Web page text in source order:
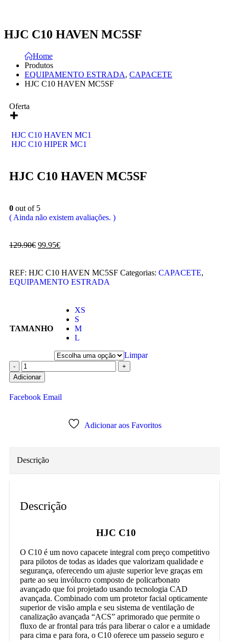
HJC C10 HAVEN MC5SF
Home
Produtos
EQUIPAMENTO ESTRADA, CAPACETE
HJC C10 HAVEN MC5SF
Oferta
HJC C10 HAVEN MC1
HJC C10 HIPER MC1
HJC C10 HAVEN MC5SF
0 out of 5
( Ainda não existem avaliações. )
129.90€ 99.95€
REF: HJC C10 HAVEN MC5SF Categorias: CAPACETE,
EQUIPAMENTO ESTRADA
TAMANHO
XS
S
M
L
Limpar
-
+
Adicionar
Facebook Email
Adicionar aos Favoritos
Descrição
Descrição
HJC C10
O C10 é um novo capacete integral com preço competitivo
para pilotos de todas as idades que valorizam qualidade e
segurança, oferecendo um ajuste superior leve graças em
parte ao seu invólucro composto de policarbonato
avançado que foi projetado usando tecnologia CAD
avançada. Combinado com um protetor facial opticamente
superior de visão ampla e seu sistema de ventilação de
canalização avançada “ACS” aprimorado que permite o
fluxo de ar frontal para trás para liberar o calor e a umidade
para cima e para fora, o C10 oferece um passeio seguro e